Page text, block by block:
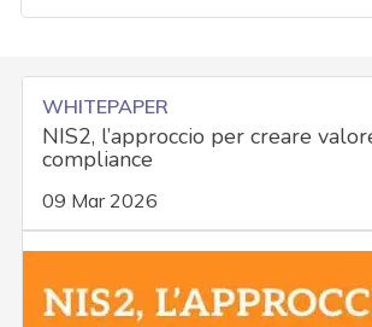
WHITEPAPER
NIS2, l’approccio per creare
compliance
09 Mar 2026